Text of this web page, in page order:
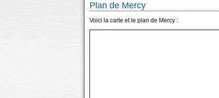
Plan de Mercy
Voici la carte et le plan de Mercy :